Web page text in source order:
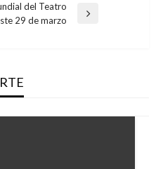
del Teatro
29 de marzo